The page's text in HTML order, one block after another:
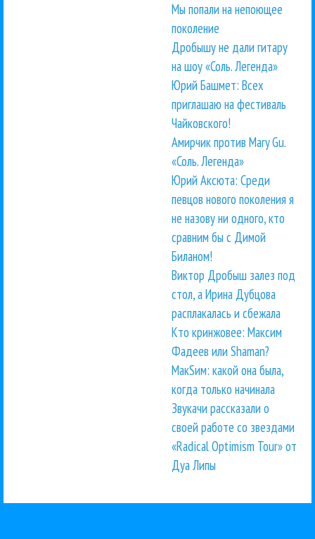
Мы попали на непоющее
поколение
Дробышу не дали гитару
на шоу «Соль. Легенда»
Юрий Башмет: Всех
приглашаю на фестиваль
Чайковского!
Амирчик против Mary Gu.
«Соль. Легенда»
Юрий Аксюта: Среди
певцов нового поколения я
не назову ни одного, кто
сравним бы с Димой
Биланом!
Виктор Дробыш залез под
стол, а Ирина Дубцова
расплакалась и сбежала
Кто кринжовее: Максим
Фадеев или Shaman?
МакSим: какой она была,
когда только начинала
Звукачи рассказали о
своей работе со звездами
«Radical Optimism Tour» от
Дуа Липы